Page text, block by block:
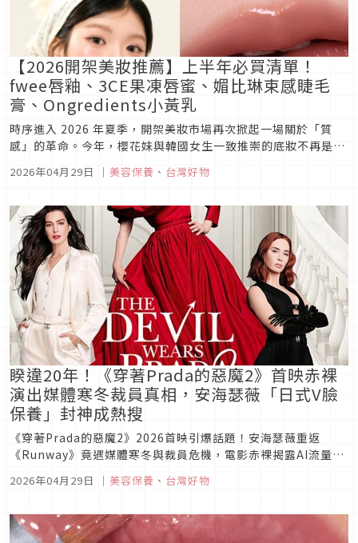
【2026開架美妝推薦】上半年必買清單！
fwee唇釉、3CE果凍唇蜜、媚比琳束感睫毛
膏、Ongredients小黃乳
時序進入 2026 年夏季，開架美妝市場再次掀起一場關於「質
感」的革命。今年，櫻花妹與韓國女生一致推崇的底妝不再是厚
fwee 可樂系列，到讓《單身即地獄 5》嘉賓喜珗也著迷的果凍
今天就為大...
2026年04月29日 ｜ 美容保養 、 台灣好物
睽違20年！《穿著Prada的惡魔2》首映赤裸
演出媒體寒冬裁員真相，安海瑟薇「日式V臉
保養」封神成熱搜
《穿著Prada的惡魔2》2026首映引爆話題！安海瑟薇重返
《Runway》竟遇媒體寒冬與裁員危機，電影赤裸揭露AI流量時
國際櫃激抗痕系列如何打造安海瑟薇的緊緻輪廓？記者黃筱婷深
2026年04月29日 ｜ 美容保養 、 台灣好物